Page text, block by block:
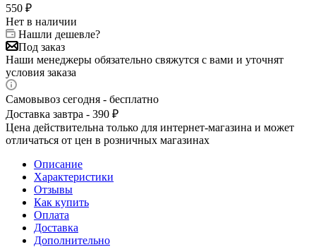
550 ₽
Нет в наличии
Нашли дешевле?
Под заказ
Наши менеджеры обязательно свяжутся с вами и уточнят
условия заказа
Самовывоз сегодня - бесплатно
Доставка завтра - 390 ₽
Цена действительна только для интернет-магазина и может
отличаться от цен в розничных магазинах
Описание
Характеристики
Отзывы
Как купить
Оплата
Доставка
Дополнительно